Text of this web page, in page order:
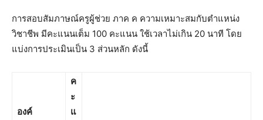
การสอบสัมภาษณ์ครูผู้ช่วย ภาค ค ความเหมาะสมกับตำแหน่ง
วิชาชีพ มีคะแนนเต็ม 100 คะแนน ใช้เวลาไม่เกิน 20 นาที โดย
แบ่งการประเมินเป็น 3 ส่วนหลัก ดังนี้
องค์
ค
ะ
แ